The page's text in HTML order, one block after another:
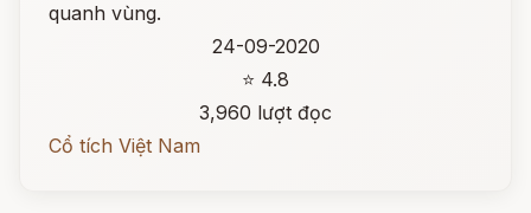
quanh vùng.
24-09-2020
⭐ 4.8
3,960 lượt đọc
Cổ tích Việt Nam